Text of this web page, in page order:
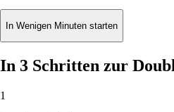
In Wenigen Minuten starten
In 3 Schritten zur
1